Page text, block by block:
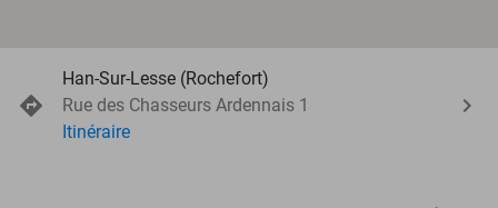
Han-Sur-Lesse (Rochefort)
Rue des Chasseurs Ardennais 1
Itinéraire